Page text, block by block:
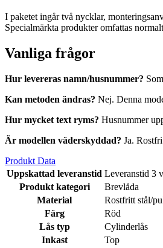
I paketet ingår två nycklar,
Specialmärkta produkter omfattas
Vanliga frågor
Hur levereras namn/husnummer?
Kan metoden ändras? Nej. Denna
Hur mycket text ryms? Husnummer
Är modellen väderskyddad? Ja.
Produkt Data
Uppskattad leveranstid Leveranstid 3
Produkt kategori
Brevlåda
Material
Rostfritt stål/
Färg
Röd
Lås typ
Cylinderlås
Inkast
Top